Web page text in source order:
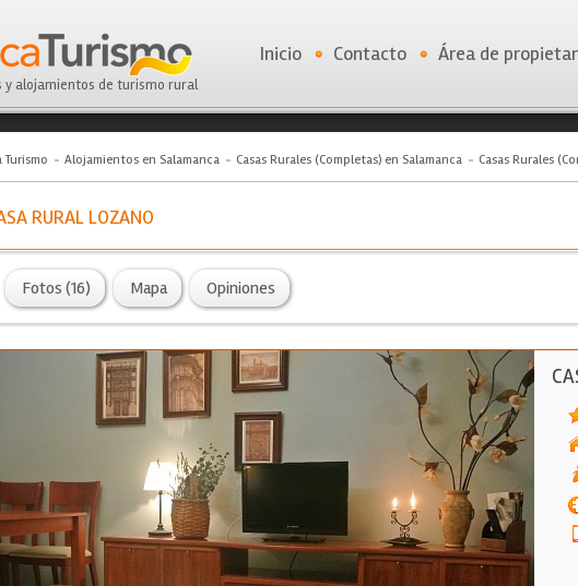
y alojamientos de turismo rural
Inicio Contacto Área de
Turismo Alojamientos en Salamanca Casas Rurales (Completas) en Salamanca Casas Rurales
RURAL LOZANO
Fotos (16) Mapa Opiniones